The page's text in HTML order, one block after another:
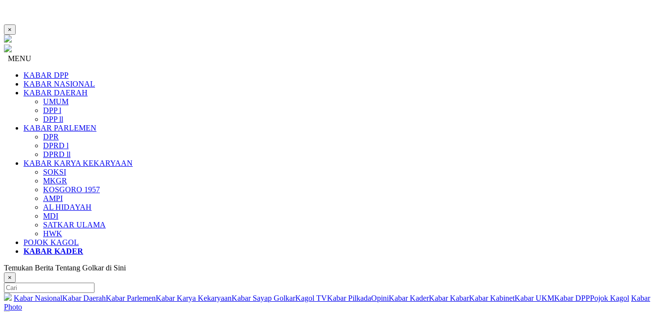
×
MENU
KABAR DPP
KABAR NASIONAL
KABAR DAERAH
UMUM
DPP l
DPP ll
KABAR PARLEMEN
DPR
DPRD l
DPRD ll
KABAR KARYA KEKARYAAN
SOKSI
MKGR
KOSGORO 1957
AMPI
AL HIDAYAH
MDI
SATKAR ULAMA
HWK
POJOK KAGOL
KABAR KADER
Temukan Berita Tentang Golkar di Sini
×
Kabar NasionalKabar DaerahKabar ParlemenKabar Karya KekaryaanKabar Sayap GolkarKagol TVKabar PilkadaOpiniKabar KaderKabar KabarKabar KabinetKabar UKMKabar DPPPojok Kagol Kabar
Photo